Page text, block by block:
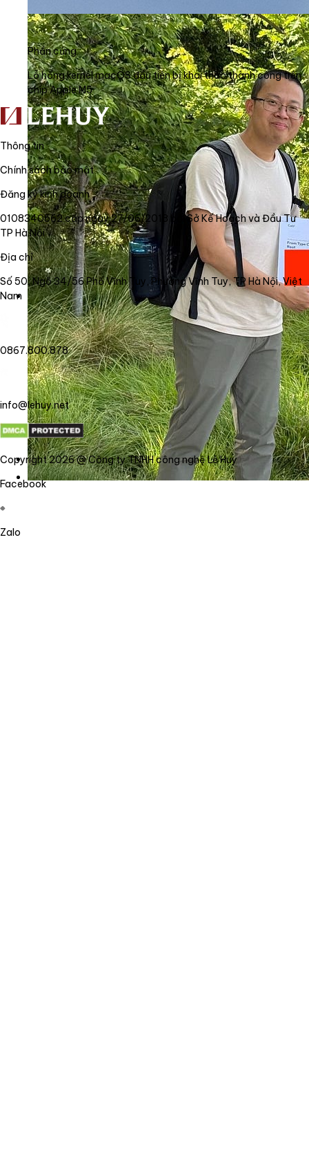
Phần cứng
Lỗ hổng kernel macOS đầu tiên bị khai thác thành công trên
chip Apple M5
Thông tin
Chính sách bảo mật
Đăng ký kinh doanh
0108340562 cấp ngày 27/06/2018 bởi Sở Kế Hoạch và Đầu Tư
TP Hà Nội
Địa chỉ
Số 50, Ngõ 34/56 Phố Vĩnh Tuy, Phường Vĩnh Tuy, TP Hà Nội, Việt
Nam
0867.800.878
info@lehuy.net
Copyright 2026 @ Công ty TNHH công nghệ Lê Huy
Facebook
Zalo